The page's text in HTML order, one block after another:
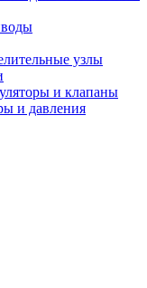
узлы
и клапаны
и давления